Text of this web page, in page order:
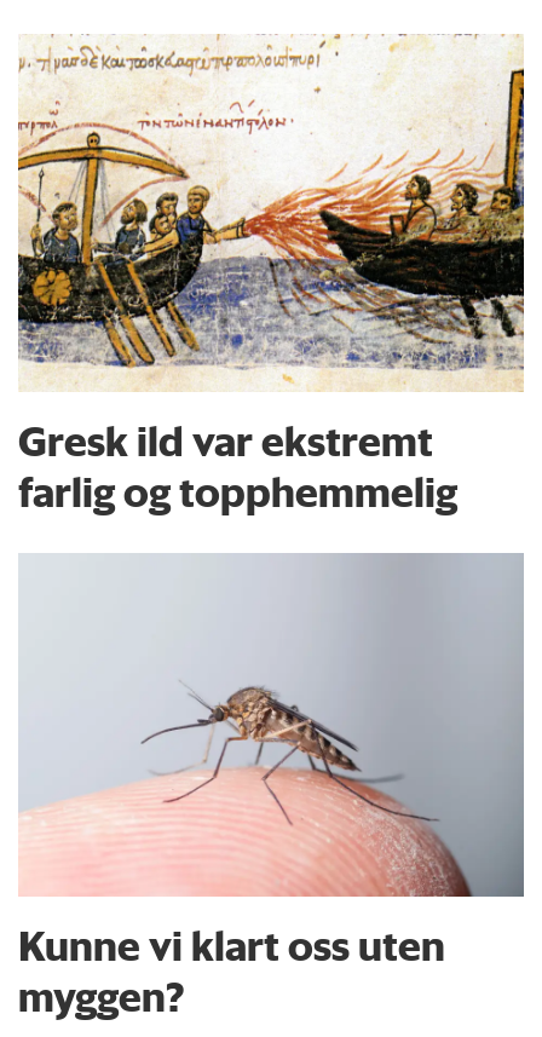
Gresk ild var ekstremt
farlig og topphemmelig
Kunne vi klart oss uten
myggen?